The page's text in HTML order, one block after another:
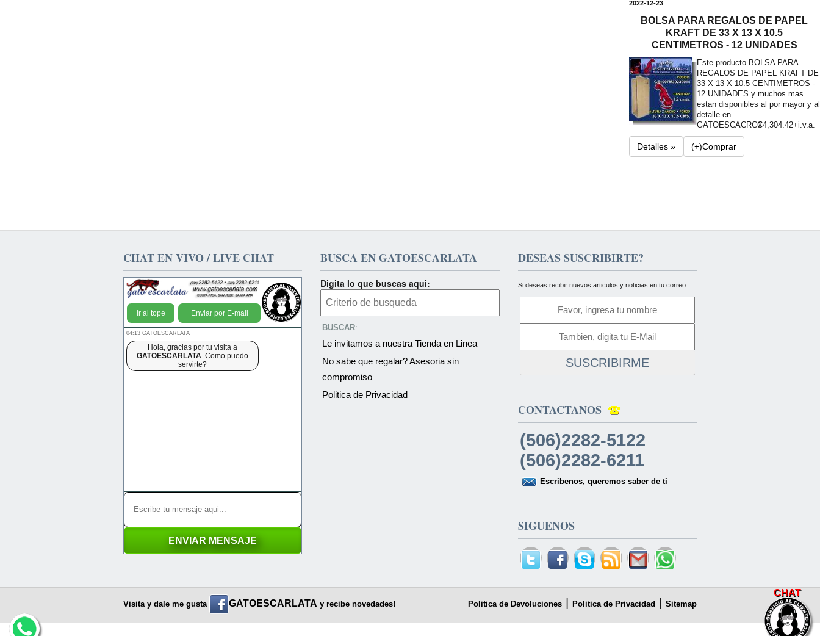
2022-12-23
BOLSA PARA REGALOS DE PAPEL
KRAFT DE 33 X 13 X 10.5
CENTIMETROS - 12 UNIDADES
Este producto BOLSA PARA
REGALOS DE PAPEL KRAFT DE
33 X 13 X 10.5 CENTIMETROS -
12 UNIDADES y muchos mas
estan disponibles al por mayor y al
detalle en
GATOESCACRC₡4,304.42+i.v.a.
Detalles » (+)Comprar
CHAT
CHAT EN VIVO / LIVE CHAT
Ir al tope Enviar por E-mail
04:13 GATOESCARLATA
Hola, gracias por tu visita a
GATOESCARLATA. Como puedo
servirte?
BUSCA EN GATOESCARLATA
Digita lo que buscas aqui:
BUSCAR:
Le invitamos a nuestra Tienda en Linea
No sabe que regalar? Asesoria sin
compromiso
Politica de Privacidad
DESEAS SUSCRIBIRTE?
Si deseas recibir nuevos articulos y noticias en tu correo
SUSCRIBIRME
CONTACTANOS
(506)2282-5122
(506)2282-6211
Escribenos, queremos saber de ti
SIGUENOS
Visita y dale me gusta GATOESCARLATA y recibe novedades! Politica de Devoluciones Politica de Privacidad Sitemap